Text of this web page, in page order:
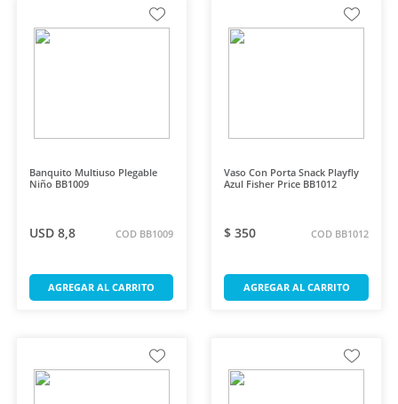
Banquito Multiuso Plegable
Niño BB1009
USD 8,8 COD BB1009
AGREGAR AL CARRITO
Vaso Con Porta Snack Playfly
Azul Fisher Price BB1012
$ 350 COD BB1012
AGREGAR AL CARRITO